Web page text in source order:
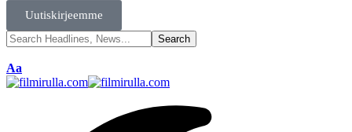
Uutiskirjeemme
Aa